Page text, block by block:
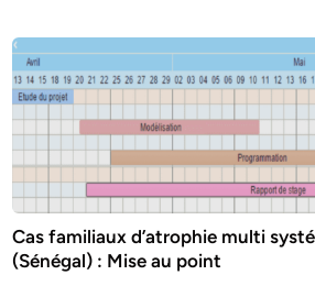
Cas familiaux d’atrophie multi
(Sénégal) : Mise au point